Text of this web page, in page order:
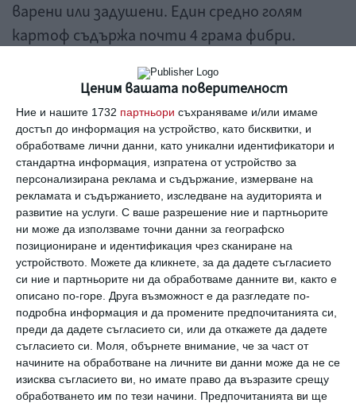
Ценим вашата поверителност
Ние и нашите 1732 партньори съхраняваме и/или имаме
достъп до информация на устройство, като бисквитки, и
обработваме лични данни, като уникални идентификатори и
стандартна информация, изпратена от устройство за
персонализирана реклама и съдържание, измерване на
рекламата и съдържанието, изследване на аудиторията и
развитие на услуги. С ваше разрешение ние и партньорите
ни може да използваме точни данни за географско
позициониране и идентификация чрез сканиране на
устройството. Можете да кликнете, за да дадете съгласието
си ние и партньорите ни да обработваме данните ви, както е
описано по-горе. Друга възможност е да разгледате по-
подробна информация и да промените предпочитанията си,
преди да дадете съгласието си, или да откажете да дадете
съгласието си.
Моля, обърнете внимание, че за част от
начините на обработване на личните ви данни може да не се
изисква съгласието ви, но имате право да възразите срещу
обработването им по тези начини. Предпочитанията ви ще
варени или задушени. Един средно голям
картоф съдържа почти 4 грама фибри.
3. Едамаме
50 грама обелено едамаме съдържа около 3
грама фибри, а за децата може да бъде и
занимателно да го белят сами преди да го
хапнат.
4. Овесени ядки
Пакет обикновени овесени ядки съдържат 4
грама фибри. И тъй като детето няма да
бъде особено въодушевено от простичко
поднесените овесени ядки, може да им
добавите плодове, мед или кленов сироп.